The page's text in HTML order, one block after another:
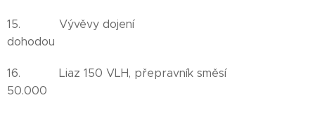
15. Vývěvy dojení
dohodou
16. Liaz 150 VLH, přepravník směsí
50.000